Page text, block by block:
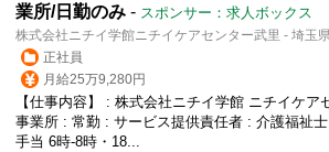
業所/日勤のみ - スポンサー：求人ボックス
株式会社ニチイ学館ニチイケアセンター武里 - 埼玉
正社員
月給25万9,280円
【仕事内容】 : 株式会社ニチイ学館 ニチイケ
事業所 : 常勤 : サービス提供責任者 : 介護福祉
手当 6時-8時・18...